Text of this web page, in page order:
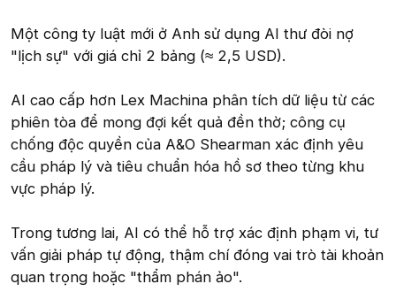
Một công ty luật mới ở Anh sử dụng AI thư đòi nợ
"lịch sự" với giá chỉ 2 bảng (≈ 2,5 USD).
AI cao cấp hơn Lex Machina phân tích dữ liệu từ các
phiên tòa để mong đợi kết quả đền thờ; công cụ
chống độc quyền của A&O Shearman xác định yêu
cầu pháp lý và tiêu chuẩn hóa hồ sơ theo từng khu
vực pháp lý.
Trong tương lai, AI có thể hỗ trợ xác định phạm vi, tư
vấn giải pháp tự động, thậm chí đóng vai trò tài khoản
quan trọng hoặc "thẩm phán ảo".